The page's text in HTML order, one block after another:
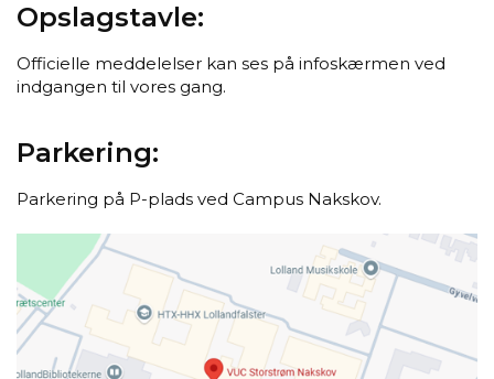
Opslagstavle:
Officielle meddelelser kan ses på infoskærmen ved
indgangen til vores gang.
Parkering:
Parkering på P-plads ved Campus Nakskov.